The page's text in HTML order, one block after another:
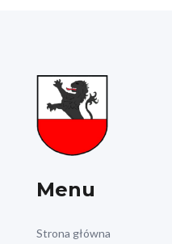
Menu
Strona główna